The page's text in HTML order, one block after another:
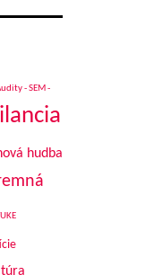
- SEM -
hudba